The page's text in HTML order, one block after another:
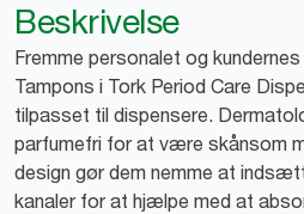
Beskrivelse
Fremme personalet og
Tampons i Tork Period Care
tilpasset til dispensere.
parfumefri for at være skånsom
design gør dem nemme at
kanaler for at hjælpe med at